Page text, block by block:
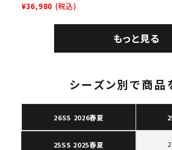
キーワードから探す
Leather Shoulder
¥36,980 (税込)
もっと見る
シーズン別で商品
26SS 2026春夏
25SS 2025春夏